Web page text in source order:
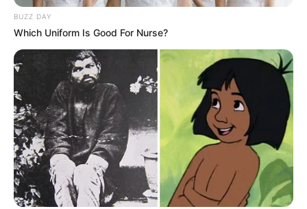
BUZZ DAY
Which Uniform Is Good For Nurse?